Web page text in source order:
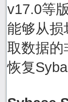
v17.0等版
能够从损
取数据的
恢复